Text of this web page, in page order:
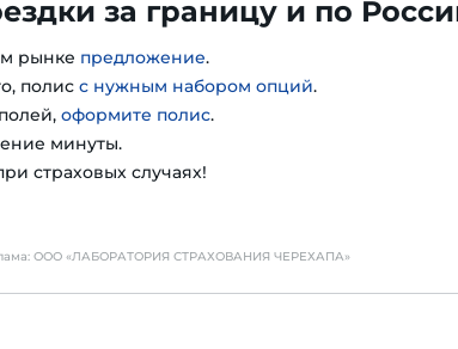
за границу и по
рынке предложение.
полис с нужным набором опций.
оформите полис.
минуты.
страховых случаях!
ООО «ЛАБОРАТОРИЯ СТРАХОВАНИЯ ЧЕРЕХАПА»